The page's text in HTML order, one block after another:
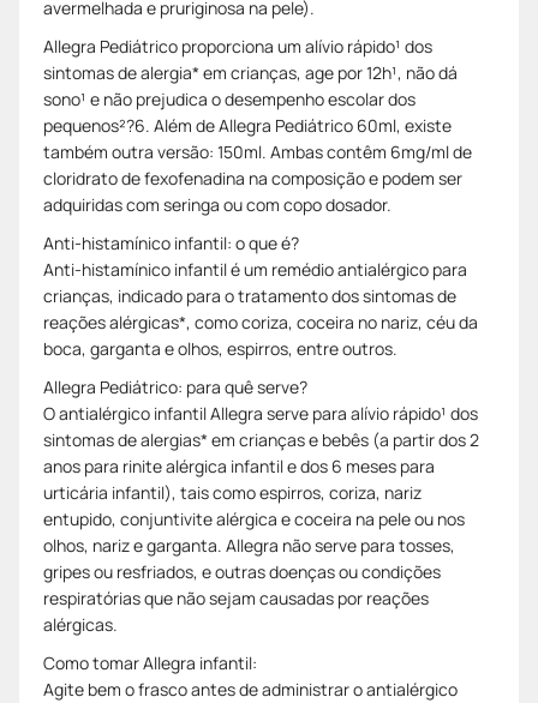
avermelhada e pruriginosa na pele).
Allegra Pediátrico proporciona um alívio rápido¹ dos
sintomas de alergia* em crianças, age por 12h¹, não dá
sono¹ e não prejudica o desempenho escolar dos
pequenos²?6. Além de Allegra Pediátrico 60ml, existe
também outra versão: 150ml. Ambas contêm 6mg/ml de
cloridrato de fexofenadina na composição e podem ser
adquiridas com seringa ou com copo dosador.
Anti-histamínico infantil: o que é?
Anti-histamínico infantil é um remédio antialérgico para
crianças, indicado para o tratamento dos sintomas de
reações alérgicas*, como coriza, coceira no nariz, céu da
boca, garganta e olhos, espirros, entre outros.
Allegra Pediátrico: para quê serve?
O antialérgico infantil Allegra serve para alívio rápido¹ dos
sintomas de alergias* em crianças e bebês (a partir dos 2
anos para rinite alérgica infantil e dos 6 meses para
urticária infantil), tais como espirros, coriza, nariz
entupido, conjuntivite alérgica e coceira na pele ou nos
olhos, nariz e garganta. Allegra não serve para tosses,
gripes ou resfriados, e outras doenças ou condições
respiratórias que não sejam causadas por reações
alérgicas.
Como tomar Allegra infantil:
Agite bem o frasco antes de administrar o antialérgico